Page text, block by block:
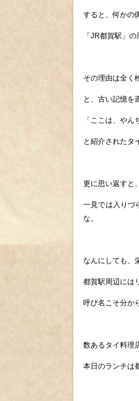
すると、何かの
「JR都賀駅」
その理由は全く
と、古い記憶を
「ここは、やん
と紹介されたタ
更に思い返すと
一見では入りづ
な。
なんにしても、
都賀駅周辺には
呼び名こそ分か
数あるタイ料理
本日のランチは